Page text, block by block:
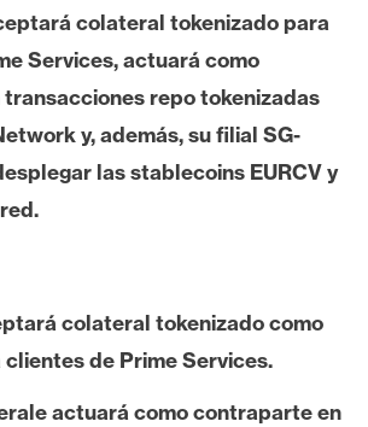
colateral tokenizado para
Services, actuará como
repo tokenizadas
y, además, su filial SG-
las stablecoins EURCV y
colateral tokenizado como
de Prime Services.
actuará como contraparte en